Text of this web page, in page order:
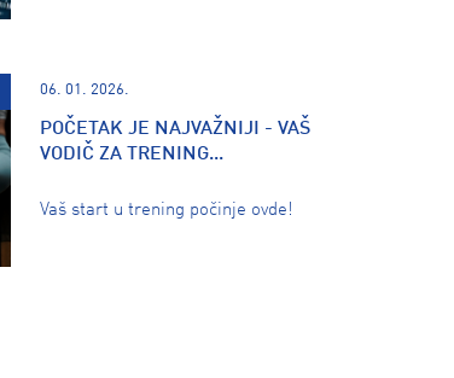
06. 01. 2026.
POČETAK JE NAJVAŽNIJI - VAŠ
VODIČ ZA TRENING...
Vaš start u trening počinje ovde!